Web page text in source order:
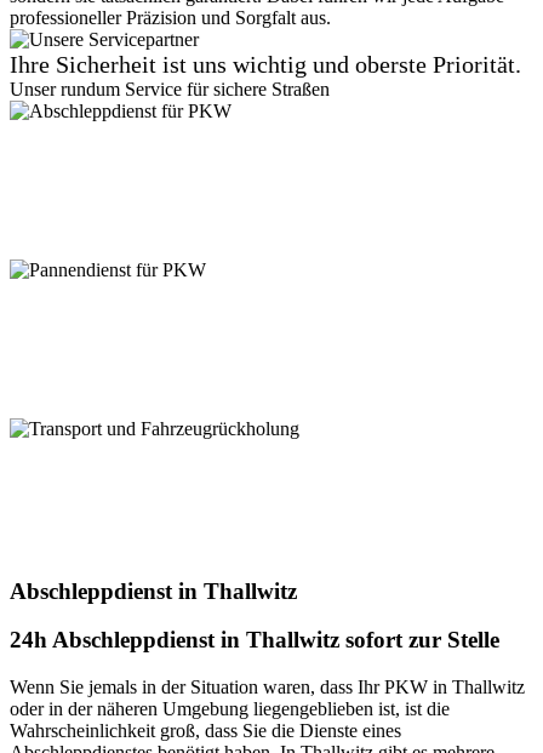
professioneller Präzision und Sorgfalt aus.
Ihre Sicherheit ist uns wichtig und oberste Priorität.
Unser rundum Service für sichere Straßen
Abschleppdienst in Thallwitz
24h Abschleppdienst in Thallwitz sofort zur Stelle
Wenn Sie jemals in der Situation waren, dass Ihr PKW in Thallwitz
oder in der näheren Umgebung liegengeblieben ist, ist die
Wahrscheinlichkeit groß, dass Sie die Dienste eines